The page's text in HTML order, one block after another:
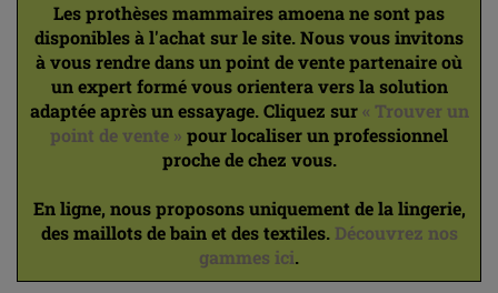
Les prothèses mammaires amoena ne sont pas
disponibles à l'achat sur le site. Nous vous invitons
à vous rendre dans un point de vente partenaire où
un expert formé vous orientera vers la solution
adaptée après un essayage. Cliquez sur« Trouver un
point de vente » pour localiser un professionnel
proche de chez vous.
En ligne, nous proposons uniquement de la lingerie,
des maillots de bain et des textiles. Découvrez nos
gammes ici.